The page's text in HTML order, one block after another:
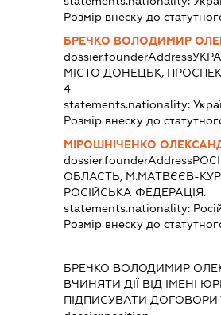
Розмір внеску до
БРЕЧКО ВОЛОДИМИР
dossier.founderAddress
МІСТО ДОНЕЦЬК,
4
statements.nationality:
Розмір внеску до
МІРОШНІЧЕНКО
dossier.founderAddress
ОБЛАСТЬ, М.МАТВЄЄВ-
РОСІЙСЬКА ФЕДЕРАЦІЯ.
statements.nationality:
Розмір внеску до
БРЕЧКО ВОЛОДИМИР
ВЧИНЯТИ ДІЇ ВІД ІМЕНІ
ПІДПИСУВАТИ ДОГОВОРИ